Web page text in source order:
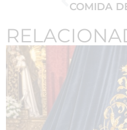
COMIDA